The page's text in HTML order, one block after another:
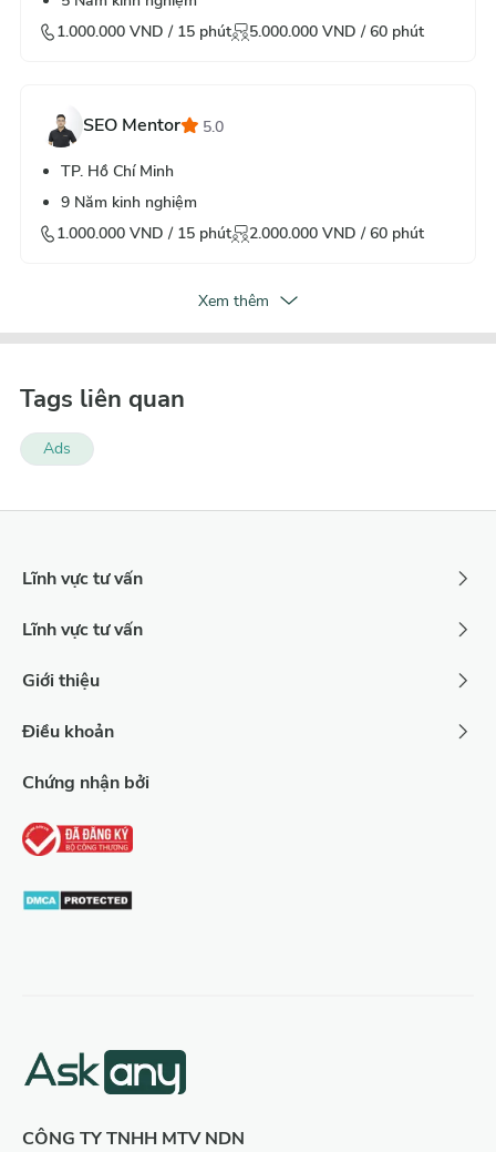
1.000.000 VND / 15 phút 5.000.000 VND /60 phút
SEO Mentor 5.0
TP. Hồ Chí Minh
9 Năm kinh nghiệm
1.000.000 VND / 15 phút 2.000.000 VND /60 phút
Xem thêm
Tags liên quan
Ads
Lĩnh vực tư vấn
Lĩnh vực tư vấn
Giới thiệu
Điều khoản
Chứng nhận bởi
CÔNG TY TNHH MTV NDN